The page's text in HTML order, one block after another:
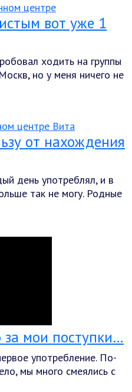
вот уже 1
ходить на группы
но у меня ничего не
от нахождения
день употреблял, и в
так не могу. Родные
за мои поступки…
употребление. По-
мы много смеялись с